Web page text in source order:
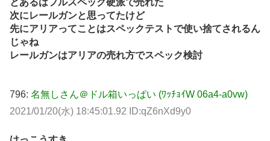
次にレールガンと思ってたけど
先にアリアってことはスペックテストで使い捨てされるん
じゃね
レールガンはアリアの売れ方でスペック検討
796: 名無しさん＠ドル箱いっぱい (ﾜｯﾁｮｲW 06a4-a0vw)
2021/01/20(水) 18:45:01.92 ID:qZ6nXd9y0